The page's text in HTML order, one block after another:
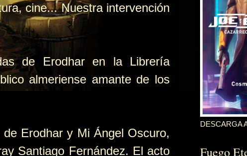
cine... Nuestra intervención
de Erodhar en la Librería
almeriense amante de los
Erodhar y Mi Ángel Oscuro,
Santiago Fernández. El acto
DESCARGA
Fuego